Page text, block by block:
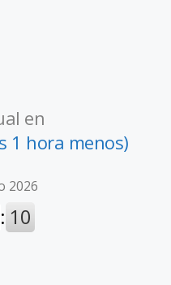
en
1 hora menos)